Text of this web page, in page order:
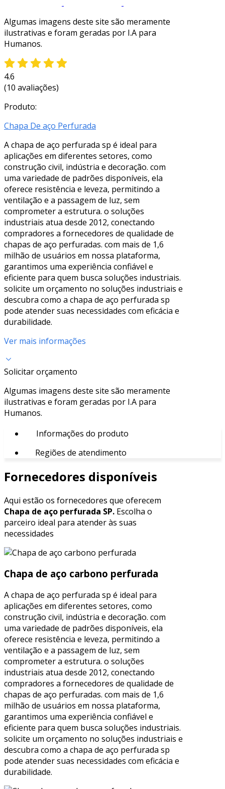
Algumas imagens deste site são meramente
ilustrativas e foram geradas por I.A para
Humanos.
4.6
(10 avaliações)
Produto:
Chapa De aço Perfurada
A chapa de aço perfurada sp é ideal para
aplicações em diferentes setores, como
construção civil, indústria e decoração. com
uma variedade de padrões disponíveis, ela
oferece resistência e leveza, permitindo a
ventilação e a passagem de luz, sem
comprometer a estrutura. o soluções
industriais atua desde 2012, conectando
compradores a fornecedores de qualidade de
chapas de aço perfuradas. com mais de 1,6
milhão de usuários em nossa plataforma,
garantimos uma experiência confiável e
eficiente para quem busca soluções industriais.
solicite um orçamento no soluções industriais e
descubra como a chapa de aço perfurada sp
pode atender suas necessidades com eficácia e
durabilidade.
Ver mais informações
Solicitar orçamento
Algumas imagens deste site são meramente
ilustrativas e foram geradas por I.A para
Humanos.
Informações do produto
Regiões de atendimento
Fornecedores disponíveis
Aqui estão os fornecedores que oferecem
Chapa de aço perfurada SP. Escolha o
parceiro ideal para atender às suas
necessidades
Chapa de aço carbono perfurada
A chapa de aço perfurada sp é ideal para
aplicações em diferentes setores, como
construção civil, indústria e decoração. com
uma variedade de padrões disponíveis, ela
oferece resistência e leveza, permitindo a
ventilação e a passagem de luz, sem
comprometer a estrutura. o soluções
industriais atua desde 2012, conectando
compradores a fornecedores de qualidade de
chapas de aço perfuradas. com mais de 1,6
milhão de usuários em nossa plataforma,
garantimos uma experiência confiável e
eficiente para quem busca soluções industriais.
solicite um orçamento no soluções industriais e
descubra como a chapa de aço perfurada sp
pode atender suas necessidades com eficácia e
durabilidade.